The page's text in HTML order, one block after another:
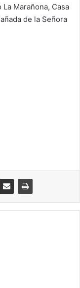
Marañona, Casa
de la Señora